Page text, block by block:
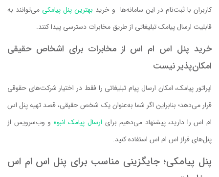
کاربران با ثبت‌نام در این سامانه‌ها و خرید بهترین پنل پیامکی می‌توانند به
قابلیت ارسال پیامک تبلیغاتی از طریق مخابرات دسترسی پیدا کنند​​.
خرید پنل اس ام اس از مخابرات برای اشخاص حقیقی
امکان‌پذیر نیست
اپراتور پیامک، امکان ارسال پیام تبلیغاتی را فقط در اختیار شرکت‌های حقوقی
قرار می‌دهد؛ بنابراین اگر شما به‌عنوان یک شخص حقیقی، قصد تهیه پنل اس
ام اس را دارید، پیشنهاد می‌دهیم برای ارسال پیامک انبوه و وب‌سرویس از
پنل‌های فراز اس ام اس استفاده کنید.
پنل پیامکی؛ جایگزینی مناسب برای پنل اس ام اس